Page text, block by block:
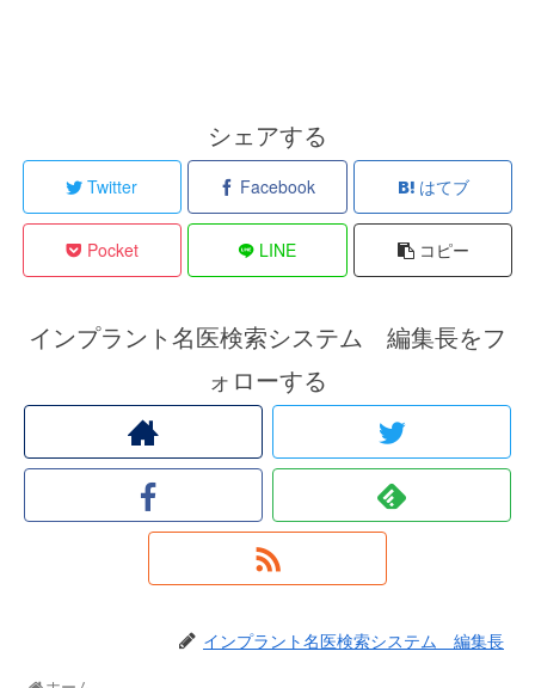
シェアする
Twitter Facebook はてブ
Pocket LINE コピー
インプラント名医検索システム 編集長をフ
ォローする
インプラント名医検索システム 編集長